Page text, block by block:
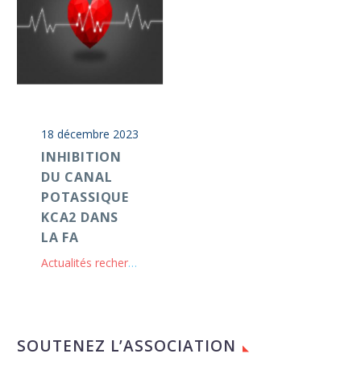
18 décembre 2023
INHIBITION
DU CANAL
POTASSIQUE
KCA2 DANS
LA FA
Actualités recherche clinique
SOUTENEZ L’ASSOCIATION